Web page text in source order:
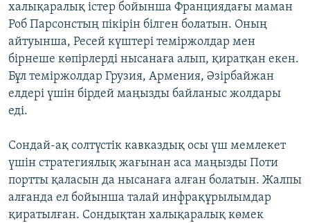
халықаралық істер бойынша Франциядағы маман
Роб Парсонстың пікірін білген болатын. Оның
айтуынша, Ресей күштері теміржолдар мен
бірнеше көпірлерді нысанаға алып, қиратқан екен.
Бұл теміржолдар Грузия, Армения, Әзірбайжан
елдері үшін бірдей маңызды байланыс жолдары
еді.
Сондай-ақ солтүстік кавказдық осы үш мемлекет
үшін стратегиялық жағынан аса маңызды Поти
портты қаласын да нысанаға алған болатын. Жалпы
алғанда ел бойынша талай инфрақұрылымдар
қиратылған. Сондықтан халықаралық көмек